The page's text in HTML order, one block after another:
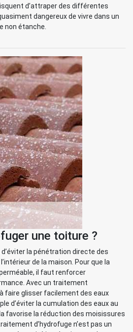
d’attraper des différentes
dangereux de vivre dans un
non étanche.
une toiture ?
la pénétration directe des
de la maison. Pour que la
il faut renforcer
Avec un traitement
faire glisser facilement des eaux
d’éviter la cumulation des eaux au
favorise la réduction des moisissures
d’hydrofuge n’est pas un